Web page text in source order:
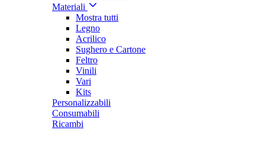
Materiali
Mostra tutti
Legno
Acrilico
Sughero e Cartone
Feltro
Vinili
Vari
Kits
Personalizzabili
Consumabili
Ricambi